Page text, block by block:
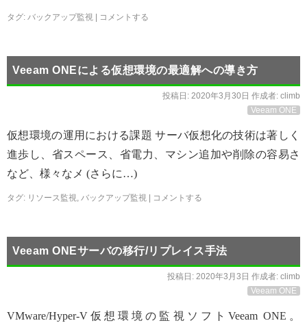
タグ: バックアップ監視 コメントする
Veeam ONEによる仮想環境の最適解への導き方
投稿日: 2020年3月30日 作成者: climb
Veeam ONE
仮想環境の運用における課題 サーバ仮想化の技術は著しく
進歩し、省スペース、省電力、マシン追加や削除の容易さ
など、様々なメ (さらに…)
タグ: リソース監視, バックアップ監視 コメントする
Veeam ONEサーバの移行/リプレイス手法
投稿日: 2020年3月3日 作成者: climb
Veeam ONE
VMware/Hyper-V仮想環境の監視ソフトVeeam ONE。